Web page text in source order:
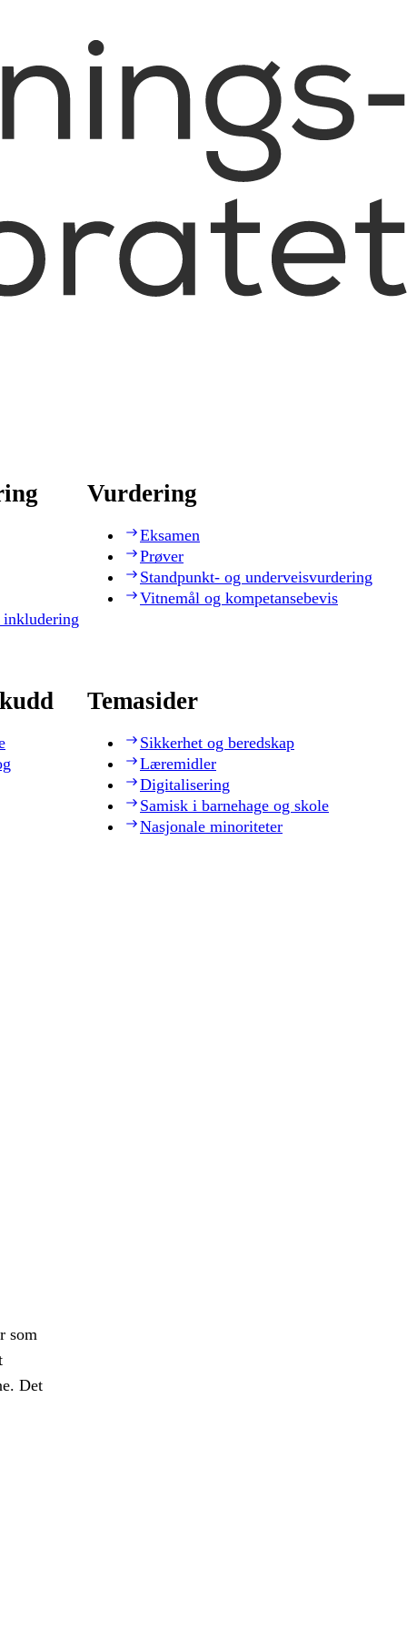
Vurdering
Eksamen
Prøver
Standpunkt- og underveisvurdering
Vitnemål og kompetansebevis
Temasider
Sikkerhet og beredskap
Læremidler
Digitalisering
Samisk i barnehage og skole
Nasjonale minoriteter
som
Det